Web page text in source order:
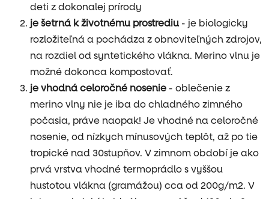
deti z dokonalej prírody
je šetrná k životnému prostrediu - je biologicky
rozložiteľná a pochádza z obnoviteľných zdrojov,
na rozdiel od syntetického vlákna. Merino vlnu je
možné dokonca kompostovať.
je vhodnáceloročné nosenie - oblečenie z
merino vlny nie je iba do chladného zimného
počasia, práve naopak! Je vhodné na celoročné
nosenie, od nízkych mínusových teplôt, až po tie
tropické nad 30stupňov. V zimnom období je ako
prvá vrstva vhodné termoprádlo s vyššou
hustotou vlákna (gramážou) cca od 200g/m2. V